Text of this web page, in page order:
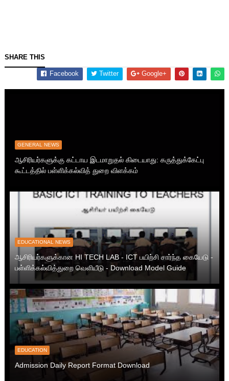
SHARE THIS
Facebook Twitter Google+
GENERAL NEWS
ஆசிரியர்களுக்கு கட்டாய இடமாறுதல் கிடையாது: கருத்துக்கேட்பு
கூட்டத்தில் பள்ளிக்கல்வித் துறை விளக்கம்
EDUCATIONAL NEWS
ஆசிரியர்களுக்கான HI TECH LAB - ICT பயிற்சி சார்ந்த கையேடு -
பள்ளிக்கல்வித்துறை வெளியீடு - Download Model Guide
EDUCATION
Admission Daily Report Format Download